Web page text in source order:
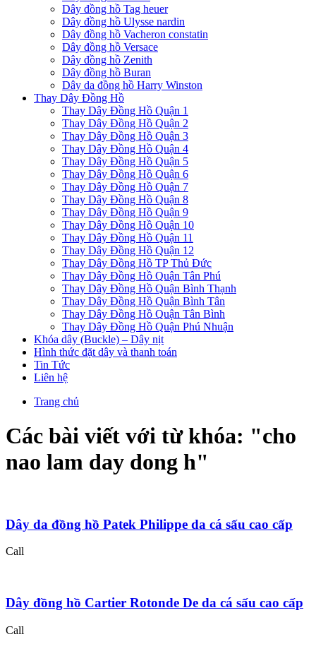
Dây đồng hồ Tag heuer
Dây đồng hồ Ulysse nardin
Dây đồng hồ Vacheron constatin
Dây đồng hồ Versace
Dây đồng hồ Zenith
Dây đồng hồ Buran
Dây da đồng hồ Harry Winston
Thay Dây Đồng Hồ
Thay Dây Đồng Hồ Quận 1
Thay Dây Đồng Hồ Quận 2
Thay Dây Đồng Hồ Quận 3
Thay Dây Đồng Hồ Quận 4
Thay Dây Đồng Hồ Quận 5
Thay Dây Đồng Hồ Quận 6
Thay Dây Đồng Hồ Quận 7
Thay Dây Đồng Hồ Quận 8
Thay Dây Đồng Hồ Quận 9
Thay Dây Đồng Hồ Quận 10
Thay Dây Đồng Hồ Quận 11
Thay Dây Đồng Hồ Quận 12
Thay Dây Đồng Hồ TP Thủ Đức
Thay Dây Đồng Hồ Quận Tân Phú
Thay Dây Đồng Hồ Quận Bình Thạnh
Thay Dây Đồng Hồ Quận Bình Tân
Thay Dây Đồng Hồ Quận Tân Bình
Thay Dây Đồng Hồ Quận Phú Nhuận
Khóa dây (Buckle) – Dây nịt
Hình thức đặt dây và thanh toán
Tin Tức
Liên hệ
Trang chủ
Các bài viết với từ khóa: "cho
nao lam day dong h"
Dây da đồng hồ Patek Philippe da cá sấu cao cấp
Call
Dây đồng hồ Cartier Rotonde De da cá sấu cao cấp
Call